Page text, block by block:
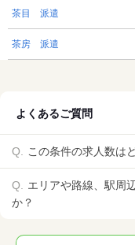
茶目 派遣
茶房 派遣
よくあるご質問
この条件の求人数は
エリアや路線、駅周
か？